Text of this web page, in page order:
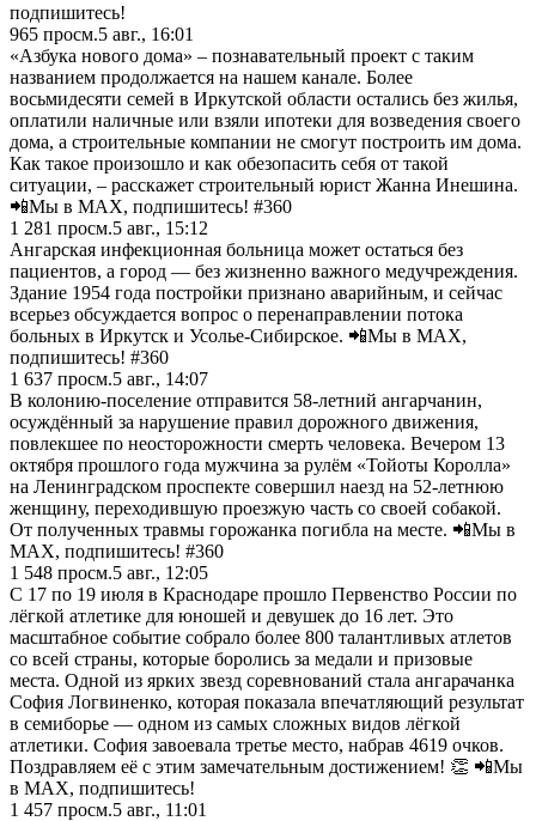
подпишитесь!
965 просм.5 авг., 16:01
«Азбука нового дома» – познавательный проект с таким
названием продолжается на нашем канале. Более
восьмидесяти семей в Иркутской области остались без жилья,
оплатили наличные или взяли ипотеки для возведения своего
дома, а строительные компании не смогут построить им дома.
Как такое произошло и как обезопасить себя от такой
ситуации, – расскажет строительный юрист Жанна Инешина.
📲Мы в MAX, подпишитесь! #360
1 281 просм.5 авг., 15:12
Ангарская инфекционная больница может остаться без
пациентов, а город — без жизненно важного медучреждения.
Здание 1954 года постройки признано аварийным, и сейчас
всерьез обсуждается вопрос о перенаправлении потока
больных в Иркутск и Усолье-Сибирское. 📲Мы в MAX,
подпишитесь! #360
1 637 просм.5 авг., 14:07
В колонию-поселение отправится 58-летний ангарчанин,
осуждённый за нарушение правил дорожного движения,
повлекшее по неосторожности смерть человека. Вечером 13
октября прошлого года мужчина за рулём «Тойоты Королла»
на Ленинградском проспекте совершил наезд на 52-летнюю
женщину, переходившую проезжую часть со своей собакой.
От полученных травмы горожанка погибла на месте. 📲Мы в
MAX, подпишитесь! #360
1 548 просм.5 авг., 12:05
С 17 по 19 июля в Краснодаре прошло Первенство России по
лёгкой атлетике для юношей и девушек до 16 лет. Это
масштабное событие собрало более 800 талантливых атлетов
со всей страны, которые боролись за медали и призовые
места. Одной из ярких звезд соревнований стала ангарачанка
София Логвиненко, которая показала впечатляющий результат
в семиборье — одном из самых сложных видов лёгкой
атлетики. София завоевала третье место, набрав 4619 очков.
Поздравляем её с этим замечательным достижением! 👏 📲Мы
в MAX, подпишитесь!
1 457 просм.5 авг., 11:01